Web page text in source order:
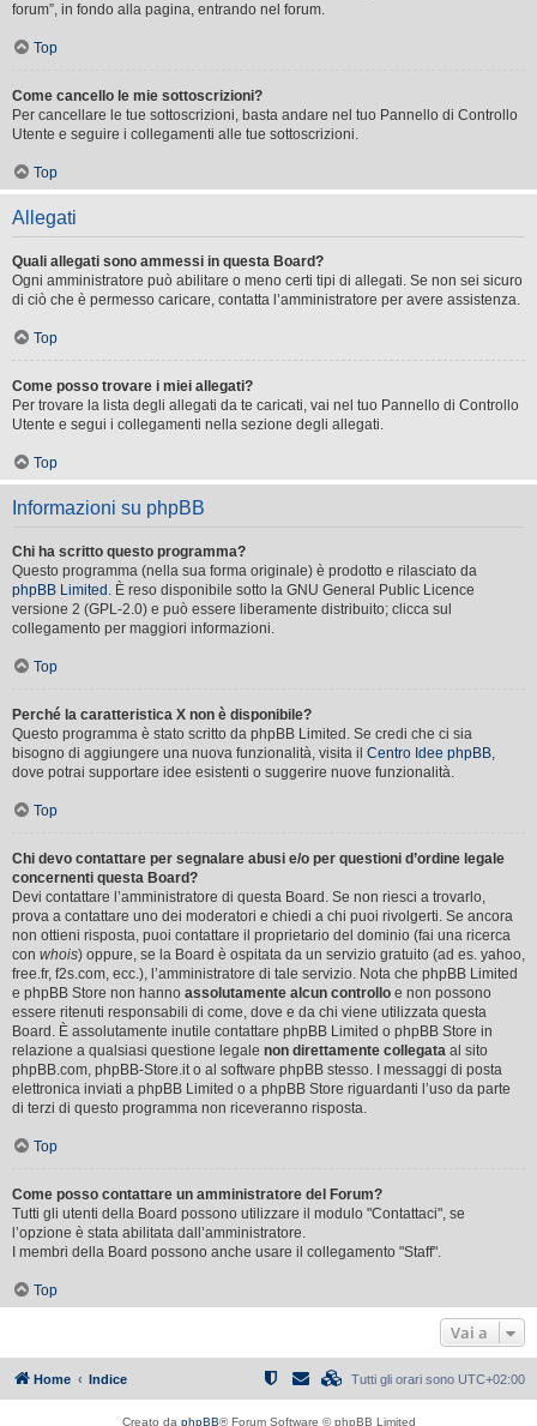
forum”, in fondo alla pagina, entrando nel forum.
Top
Come cancello le mie sottoscrizioni?
Per cancellare le tue sottoscrizioni, basta andare nel tuo Pannello di Controllo
Utente e seguire i collegamenti alle tue sottoscrizioni.
Top
Allegati
Quali allegati sono ammessi in questa Board?
Ogni amministratore può abilitare o meno certi tipi di allegati. Se non sei sicuro
di ciò che è permesso caricare, contatta l’amministratore per avere assistenza.
Top
Come posso trovare i miei allegati?
Per trovare la lista degli allegati da te caricati, vai nel tuo Pannello di Controllo
Utente e segui i collegamenti nella sezione degli allegati.
Top
Informazioni su phpBB
Chi ha scritto questo programma?
Questo programma (nella sua forma originale) è prodotto e rilasciato da
phpBB Limited . È reso disponibile sotto la GNU General Public Licence
versione 2 (GPL-2.0) e può essere liberamente distribuito; clicca sul
collegamento per maggiori informazioni.
Top
Perché la caratteristica X non è disponibile?
Questo programma è stato scritto da phpBB Limited. Se credi che ci sia
bisogno di aggiungere una nuova funzionalità, visita il Centro Idee phpBB,
dove potrai supportare idee esistenti o suggerire nuove funzionalità.
Top
Chi devo contattare per segnalare abusi e/o per questioni d’ordine legale
concernenti questa Board?
Devi contattare l’amministratore di questa Board. Se non riesci a trovarlo,
prova a contattare uno dei moderatori e chiedi a chi puoi rivolgerti. Se ancora
non ottieni risposta, puoi contattare il proprietario del dominio (fai una ricerca
con whois) oppure, se la Board è ospitata da un servizio gratuito (ad es. yahoo,
free.fr, f2s.com, ecc.), l’amministratore di tale servizio. Nota che phpBB Limited
e phpBB Store non hanno assolutamente alcun controllo e non possono
essere ritenuti responsabili di come, dove e da chi viene utilizzata questa
Board. È assolutamente inutile contattare phpBB Limited o phpBB Store in
relazione a qualsiasi questione legale non direttamente collegata al sito
phpBB.com, phpBB-Store.it o al software phpBB stesso. I messaggi di posta
elettronica inviati a phpBB Limited o a phpBB Store riguardanti l’uso da parte
di terzi di questo programma non riceveranno risposta.
Top
Come posso contattare un amministratore del Forum?
Tutti gli utenti della Board possono utilizzare il modulo "Contattaci", se
l’opzione è stata abilitata dall’amministratore.
I membri della Board possono anche usare il collegamento "Staff".
Top
Vai a
Home Indice Tutti gli orari sono UTC+02:00
Creato da phpBB® Forum Software © phpBB Limited